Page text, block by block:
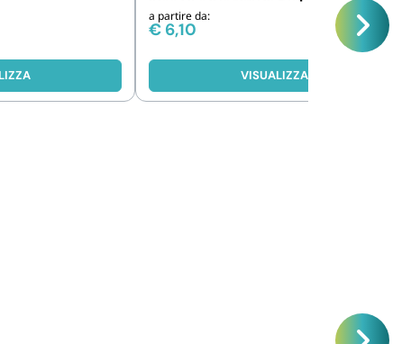
6 pezzi
a partire da:
€ 6,10
VISUALIZZA